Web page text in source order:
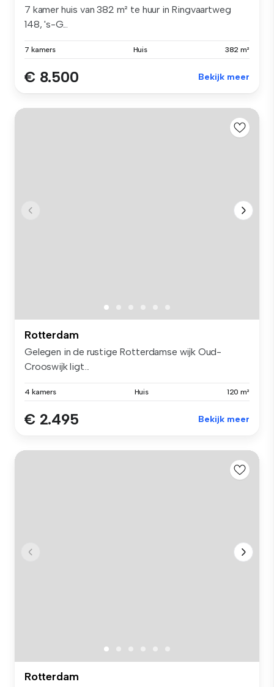
7 kamer huis van 382 m² te huur in Ringvaartweg
148, 's-G...
7 kamers Huis 382 m²
€ 8.500 Bekijk meer
Rotterdam
Gelegen in de rustige Rotterdamse wijk Oud-
Crooswijk ligt...
4 kamers Huis 120 m²
€ 2.495 Bekijk meer
Rotterdam